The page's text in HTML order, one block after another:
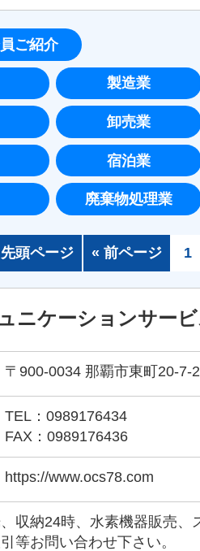
ご紹介
製造業
卸売業
宿泊業
廃棄物処理業
頭ページ « 前ページ 1
ニケーションサー
〒900-0034 那覇市東町20-7-
TEL：0989176434
FAX：0989176436
https://www.ocs78.com
収納24時、水素機器販売
等お問い合わせ下さい。